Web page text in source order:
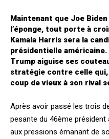
Maintenant que Joe
l’éponge, tout porte à
Kamala Harris sera la
présidentielle américaine.
Trump aiguise ses
stratégie contre celle qui,
coup de vieux à son rival
Après avoir passé les trois
pesante du 46ème
aux pressions émanant de